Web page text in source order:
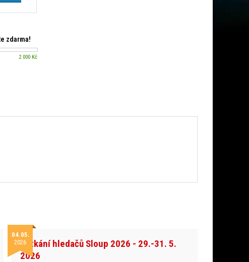
zdarma!
2 000 Kč
04.05.
2026Setkání hledačů Sloup 2026 - 29.-31. 5.
2026